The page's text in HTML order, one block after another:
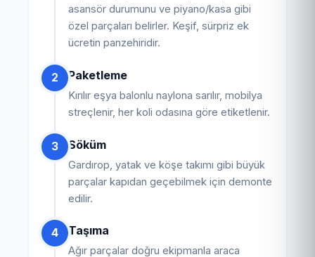
asansör durumunu ve piyano/kasa gibi
özel parçaları belirler. Keşif, sürpriz ek
ücretin panzehiridir.
2 Paketleme
Kırılır eşya balonlu naylona sarılır, mobilya
streçlenir, her koli odasına göre etiketlenir.
3 Söküm
Gardırop, yatak ve köşe takımı gibi büyük
parçalar kapıdan geçebilmek için demonte
edilir.
4 Taşıma
Ağır parçalar doğru ekipmanla araca